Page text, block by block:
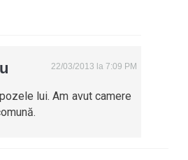
22/03/2013 la 7:09 PM
lui. Am avut camere